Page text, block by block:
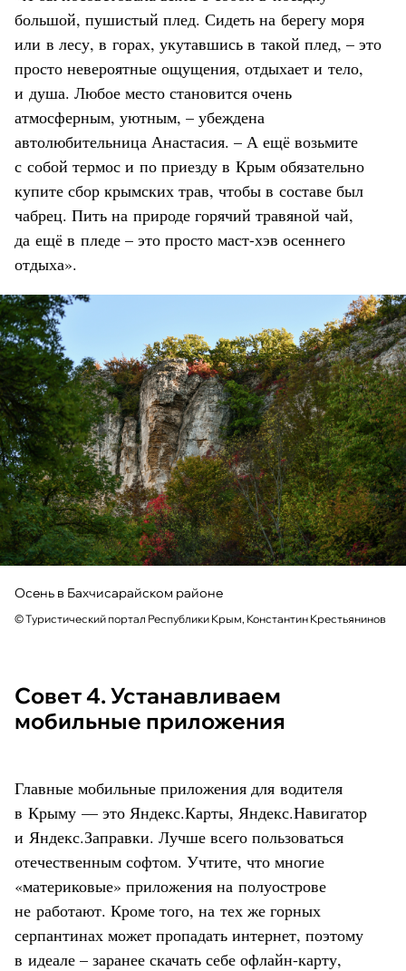
большой, пушистый плед. Сидеть на берегу моря
или в лесу, в горах, укутавшись в такой плед, – это
просто невероятные ощущения, отдыхает и тело,
и душа. Любое место становится очень
атмосферным, уютным, – убеждена
автолюбительница Анастасия. – А ещё возьмите
с собой термос и по приезду в Крым обязательно
купите сбор крымских трав, чтобы в составе был
чабрец. Пить на природе горячий травяной чай,
да ещё в пледе – это просто маст-хэв осеннего
отдыха».
Осень в Бахчисарайском районе
© Туристический портал Республики Крым, Константин Крестьянинов
Совет 4. Устанавливаем
мобильные приложения
Главные мобильные приложения для водителя
в Крыму — это Яндекс.Карты, Яндекс.Навигатор
и Яндекс.Заправки. Лучше всего пользоваться
отечественным софтом. Учтите, что многие
«материковые» приложения на полуострове
не работают. Кроме того, на тех же горных
серпантинах может пропадать интернет, поэтому
в идеале – заранее скачать себе офлайн-карту,